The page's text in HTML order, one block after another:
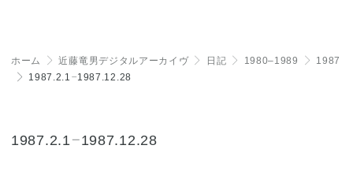
ホーム ＞ 近藤竜男デジタルアーカイヴ ＞ 日記 ＞ 1980–1989 ＞ 1987
＞ 1987.2.1 –1987.12.28
1987.2.1–1987.12.28